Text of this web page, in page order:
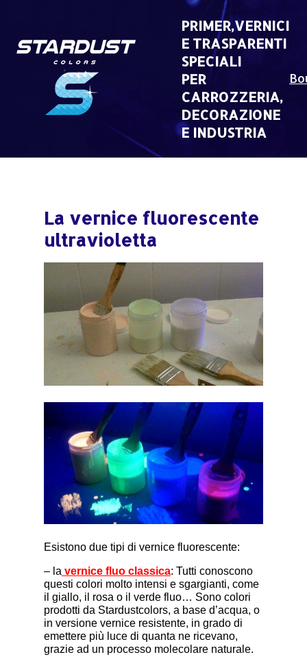
PRIMER,VERNICI
E TRASPARENTI
SPECIALI
PER
CARROZZERIA,
DECORAZIONE
E INDUSTRIA
La vernice fluorescente
ultravioletta
Esistono due tipi di vernice fluorescente:
– la vernice fluo classica: Tutti conoscono
questi colori molto intensi e sgargianti, come
il giallo, il rosa o il verde fluo… Sono colori
prodotti da Stardustcolors, a base d’acqua, o
in versione vernice resistente, in grado di
emettere più luce di quanta ne ricevano,
grazie ad un processo molecolare naturale.